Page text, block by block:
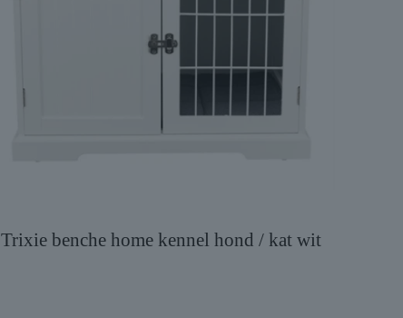
Trixie benche home kennel hond / kat wit